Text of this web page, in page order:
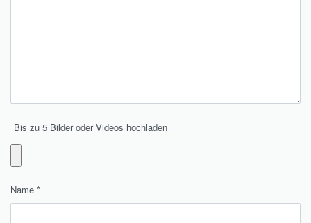
Bis zu 5 Bilder oder Videos hochladen
Name *